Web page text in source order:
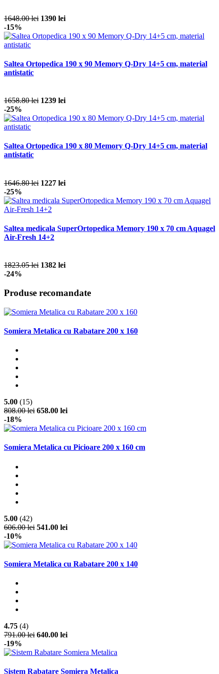
1648.00 lei 1390 lei
-15%
Saltea Ortopedica 190 x 90 Memory Q-Dry 14+5 cm, material
antistatic
1658.80 lei 1239 lei
-25%
Saltea Ortopedica 190 x 80 Memory Q-Dry 14+5 cm, material
antistatic
1646.80 lei 1227 lei
-25%
Saltea medicala SuperOrtopedica Memory 190 x 70 cm Aquagel
Air-Fresh 14+2
1823.05 lei 1382 lei
-24%
Produse recomandate
Somiera Metalica cu Rabatare 200 x 160
5.00 (15)
808.00 lei 658.00 lei
-18%
Somiera Metalica cu Picioare 200 x 160 cm
5.00 (42)
606.00 lei 541.00 lei
-10%
Somiera Metalica cu Rabatare 200 x 140
4.75 (4)
791.00 lei 640.00 lei
-19%
Sistem Rabatare Somiera Metalica